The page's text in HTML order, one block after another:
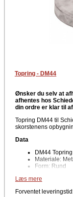
Topring - DM44
Ønsker du selv at
afhentes hos
din ordre er klar til
Topring DM44 til
skorstenens
Data
DM44 Topring
Materiale:
Form: Rund
Producent
Schiedel
Læs mere
Forventet